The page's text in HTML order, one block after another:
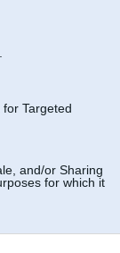
Targeted
and/or Sharing
for which it
vairs pagalmaa
vien domaaji 0.03A..